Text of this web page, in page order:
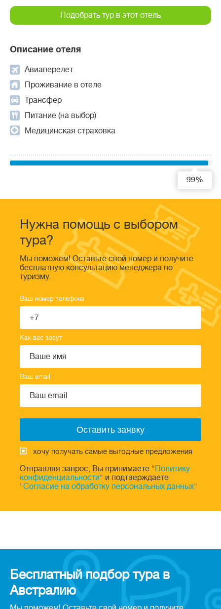
Описание отеля
Авиаперелет
Проживание в отеле
Трансфер
Питание (на выбор)
Медицинская страховка
Подобрать тур в этот отель
99%
Нужна помощь с выбором
тура?
Мы поможем! Оставьте свой номер и получите
бесплатную консультацию менеджера по
туризму.
Ваш номер телефона
Как вас зовут
Ваш email
хочу получать самые выгодные предложения
Отправляя запрос, Вы принимаете " Политику
конфиденциальности" и подтверждаете
"Согласие на обработку персональных данных"
Бесплатный подбор тура в
Австралию